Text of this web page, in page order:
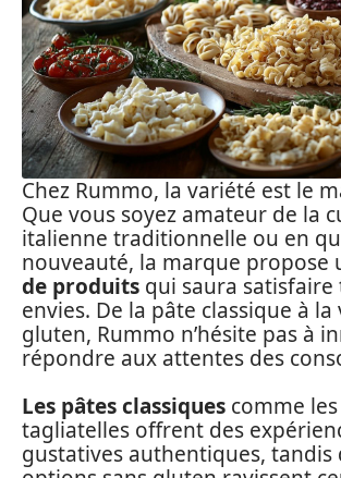
Chez Rummo, la variété est le
Que vous soyez amateur de la
italienne traditionnelle ou en
nouveauté, la marque propose
de produits qui saura satisfaire
envies. De la pâte classique à
gluten, Rummo n’hésite pas à
répondre aux attentes des
Les pâtes classiques comme
tagliatelles offrent des
gustatives authentiques, tandis